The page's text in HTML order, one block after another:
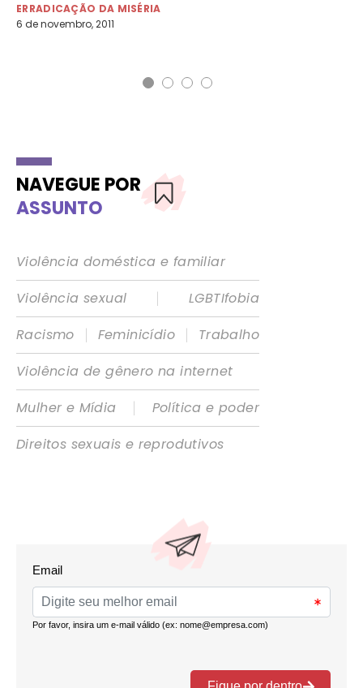
ERRADICAÇÃO DA MISÉRIA
6 de novembro, 2011
NAVEGUE POR
ASSUNTO
Violência doméstica e familiar
Violência sexual
|
LGBTIfobia
Racismo
| Feminicídio |
Trabalho
Violência de gênero na internet
Mulher e Mídia
|
Política e poder
Direitos sexuais e reprodutivos